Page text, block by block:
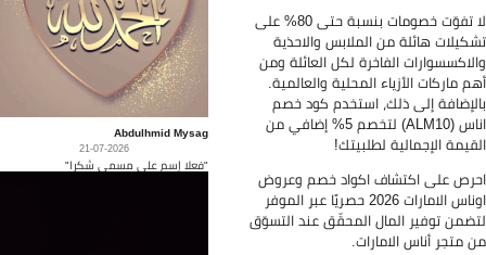
لا تفوّت خصومات بنسبة حتى 80% على
هائلة من الملابس والاحذية
الفاخرة لكل العائلة ومن
ماركات الأزياء المحلية والعالمية.
إلى ذلك، استخدم كود خصم
اناس (ALM10) لتخصم 5% إضافي من
الإجمالية لطلبيتك!
على اكتشاف اكواد خصم وعروض
اوناس الامارات 2026 حصريًا عبر الموفر
توفير المال المحقّق عند التسوّق
متجر أناس الامارات.
Abdulhmid Mysag
21-07-2026
"فعلا إسم على مسمى شكرا"